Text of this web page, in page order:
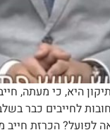
התיקון היא, כי
השמיטה" מאפשר מחיקת
לפועל? הכרזת